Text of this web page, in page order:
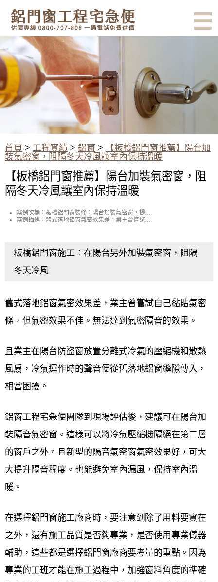
有鋁門窗的結露、隔熱、隔音問
題？找我們就對了！估價專線
0800-707-808
【板橋鋁門窗】陽台加裝氣密
窗，阻隔冬天冷風讓室內保持溫
首頁 > 工程實績 > 鋁窗 >
【板橋鋁門窗推薦】陽台加
裝氣密窗，阻隔冬天冷風讓室內保持溫暖
【板橋鋁門窗推薦】陽台加裝氣密窗，阻
隔冬天冷風讓室內保持溫暖
案例次標：板橋鋁門窗裝修：陽台加裝氣密窗，提升
隔音效果，並阻絕冬日冷風保持室內溫暖
案例描述：舊式落地鋁窗氣密效果差，業主曾嘗試自
隙傳入，相當困擾。 鋁窗工程宅急便團隊到現場評估
後，建議可在陽台加裝隔音氣密窗。這樣可以將冷氣
窗氣密效果好，可大大提升隔音程度。也能避免室內
板橋鋁門窗施工：在陽台另外加裝氣密窗，阻隔
冬天冷風
舊式落地鋁窗氣密效果差，業主曾嘗試自己黏貼氣密
條，但氣密效果不佳。無法達到氣密隔音的效果。
且業主在陽台防盜窗放置分離式冷氣的壓縮機和散熱
風扇，冷氣運作時的聲音便從舊落地鋁窗縫隙傳入，
相當困擾。
鋁窗工程宅急便團隊到現場評估後，建議可在陽台加
裝隔音氣密窗。這樣可以將冷氣壓縮機隔絕在第二層
的窗戶之外。且新型的隔音氣密窗氣密效果好，可大
大提升隔音程度。也能避免室內漏風，保持室內溫
暖。
在選擇鋁門窗施工廠商時，要注意到除了用料要實在
之外，還有施工品質是否夠專業，是否使用專業儀器
輔助，這些都是選擇鋁門窗廠商要考量的重點。因為
專業的工班才能在施工過程中，加強窗料角度的準確